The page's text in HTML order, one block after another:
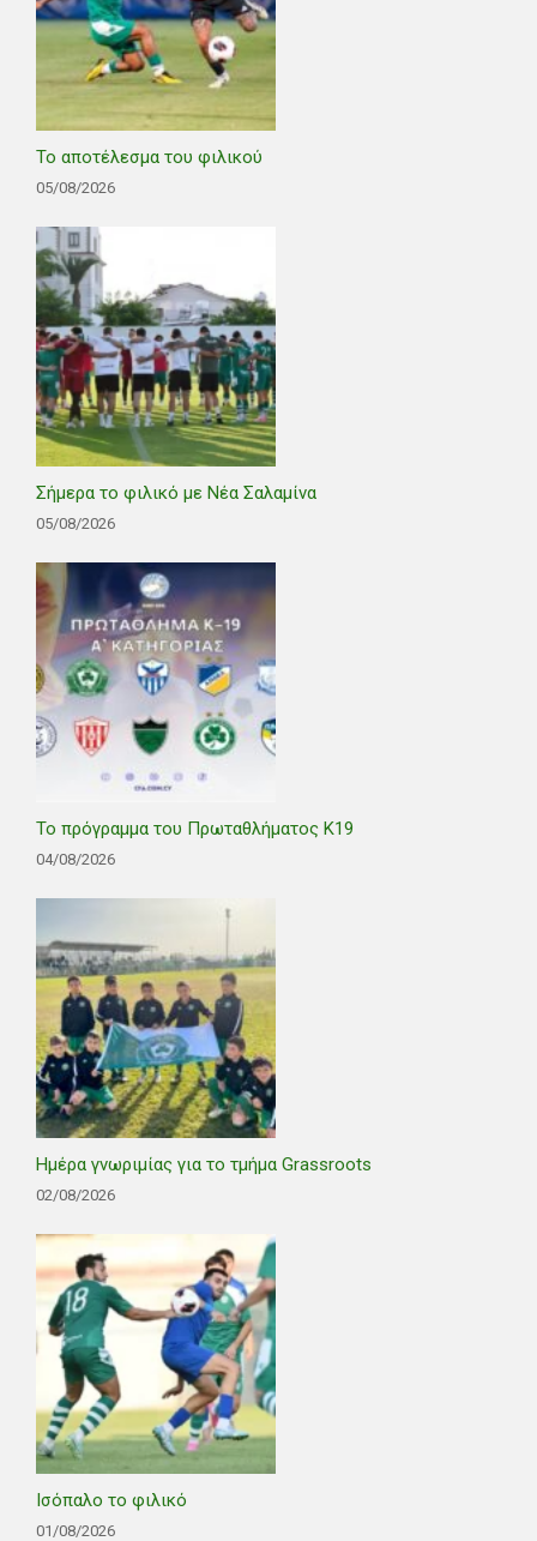
Το αποτέλεσμα του φιλικού
05/08/2026
Σήμερα το φιλικό με Νέα Σαλαμίνα
05/08/2026
Το πρόγραμμα του Πρωταθλήματος Κ19
04/08/2026
Ημέρα γνωριμίας για το τμήμα Grassroots
02/08/2026
Ισόπαλο το φιλικό
01/08/2026